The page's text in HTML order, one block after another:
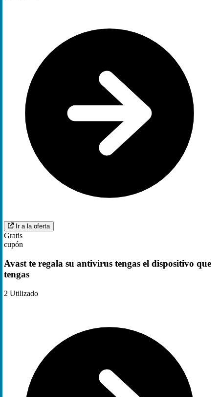
Ir a la oferta
Gratis
cupón
Avast te regala su antivirus tengas el dispositivo que
tengas
2 Utilizado